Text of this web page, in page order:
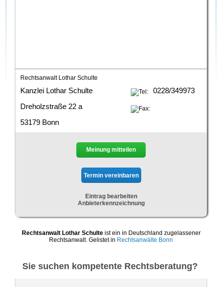
Rechtsanwalt Lothar Schulte
Kanzlei Lothar Schulte
Dreholzstraße 22 a
53179 Bonn
0228/349973
Meinung mitteilen
Eintrag bearbeiten
Anbieterkennzeichnung
Rechtsanwalt Lothar Schulteist ein in Deutschland zugelassener
Rechtsanwalt. Gelistet in Rechtsanwälte Bonn
Sie suchen kompetente Rechtsberatung?